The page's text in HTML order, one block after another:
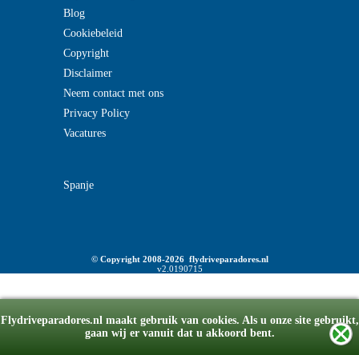
Flydriveparadores.nl maakt gebruik van cookies. Als u onze site gebruikt,
gaan wij er vanuit dat u akkoord bent.
Blog
Cookiebeleid
Copyright
Disclaimer
Neem contact met ons
Privacy Policy
Vacatures
Spanje
© Copyright 2008-2026 flydriveparadores.nl
v2.0190715